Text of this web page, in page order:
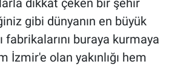
gibi dünyanın en büyük
buraya kurmaya
İzmir'e olan yakınlığı hem